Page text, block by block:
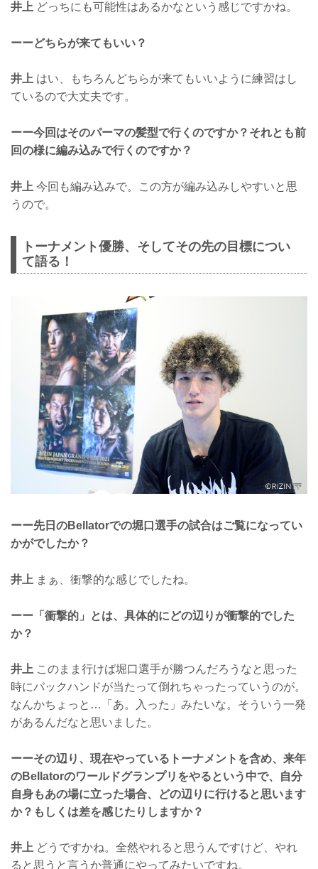
井上 どっちにも可能性はあるかなという感じですかね。
ーーどちらが来てもいい？
井上 はい、もちろんどちらが来てもいいように練習はし
ているので大丈夫です。
ーー今回はそのパーマの髪型で行くのですか？それとも前
回の様に編み込みで行くのですか？
井上 今回も編み込みで。この方が編み込みしやすいと思
うので。
トーナメント優勝、そしてその先の目標につい
て語る！
ーー先日のBellatorでの堀口選手の試合はご覧になってい
かがでしたか？
井上 まぁ、衝撃的な感じでしたね。
ーー「衝撃的」とは、具体的にどの辺りが衝撃的でした
か？
井上 このまま行けば堀口選手が勝つんだろうなと思った
時にバックハンドが当たって倒れちゃったっていうのが。
なんかちょっと…「あ。入った」みたいな。そういう一発
があるんだなと思いました。
ーーその辺り、現在やっているトーナメントを含め、来年
のBellatorのワールドグランプリをやるという中で、自分
自身もあの場に立った場合、どの辺りに行けると思います
か？もしくは差を感じたりしますか？
井上 どうですかね。全然やれると思うんですけど、やれ
ると思うと言うか普通にやってみたいですね。